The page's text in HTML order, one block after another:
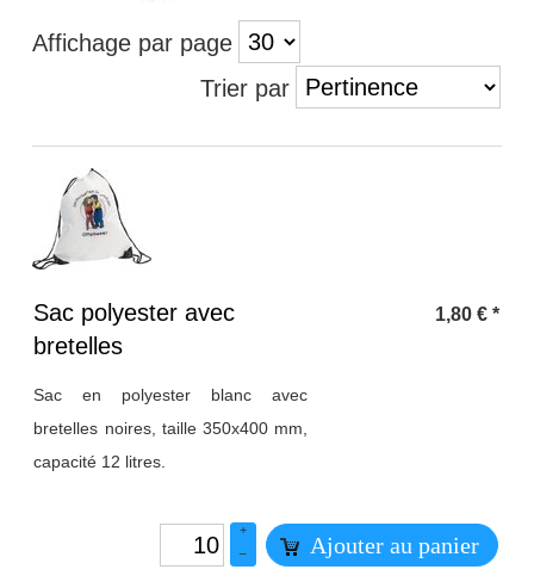
Affichage par page
Trier par
Titre 1
Sac polyester avec
bretelles
Sac en polyester blanc avec
bretelles noires, taille 350x400 mm,
capacité 12 litres.
1,80 € *
+
–
Ajouter au panier